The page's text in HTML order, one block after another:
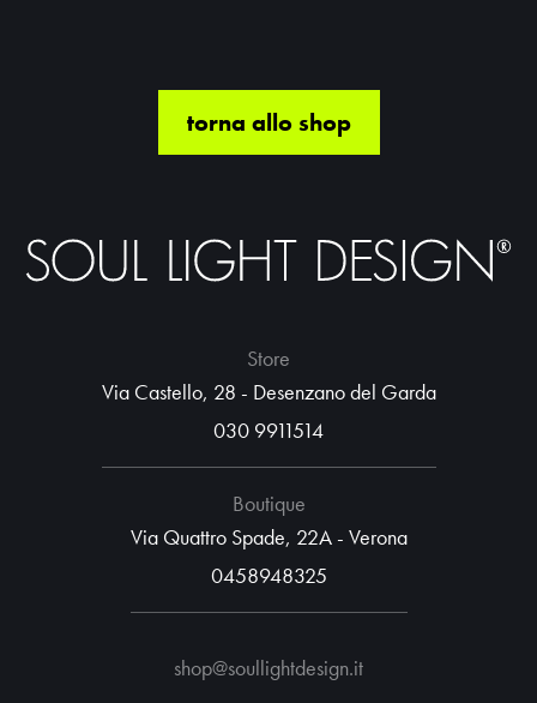
torna allo shop
Store
Via Castello, 28 - Desenzano del Garda
030 9911514
Boutique
Via Quattro Spade, 22A - Verona
0458948325
shop@soullightdesign.it